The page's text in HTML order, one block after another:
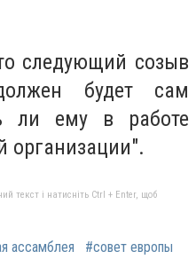
следующий созыв
будет сам
ли ему в работе
организации".
текст і натисніть Ctrl + Enter, щоб
ассамблея #совет европы